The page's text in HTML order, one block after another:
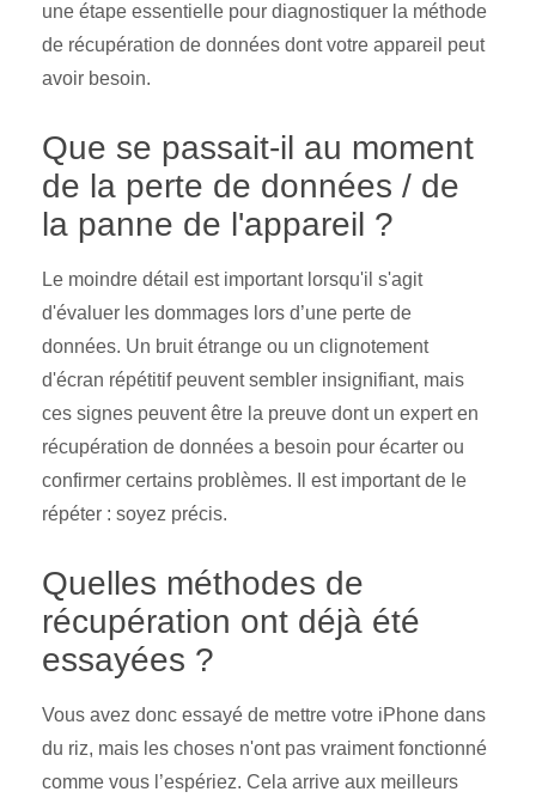
une étape essentielle pour diagnostiquer la méthode
de récupération de données dont votre appareil peut
avoir besoin.
Que se passait-il au moment
de la perte de données / de
la panne de l'appareil ?
Le moindre détail est important lorsqu'il s'agit
d'évaluer les dommages lors d’une perte de
données. Un bruit étrange ou un clignotement
d'écran répétitif peuvent sembler insignifiant, mais
ces signes peuvent être la preuve dont un expert en
récupération de données a besoin pour écarter ou
confirmer certains problèmes. Il est important de le
répéter : soyez précis.
Quelles méthodes de
récupération ont déjà été
essayées ?
Vous avez donc essayé de mettre votre iPhone dans
du riz, mais les choses n'ont pas vraiment fonctionné
comme vous l’espériez. Cela arrive aux meilleurs